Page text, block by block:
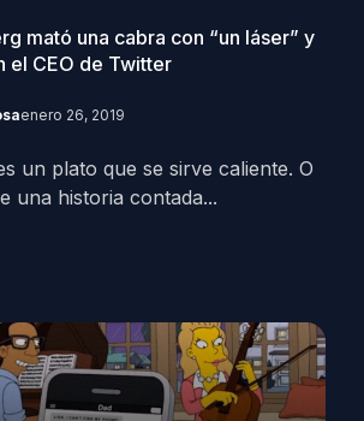
mató una cabra con “un láser” y
el CEO de Twitter
enero 26, 2019
un plato que se sirve caliente. O
una historia contada...